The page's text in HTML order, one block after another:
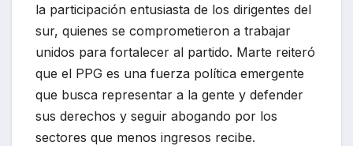
la participación entusiasta de los dirigentes del
sur, quienes se comprometieron a trabajar
unidos para fortalecer al partido. Marte reiteró
que el PPG es una fuerza política emergente
que busca representar a la gente y defender
sus derechos y seguir abogando por los
sectores que menos ingresos recibe.